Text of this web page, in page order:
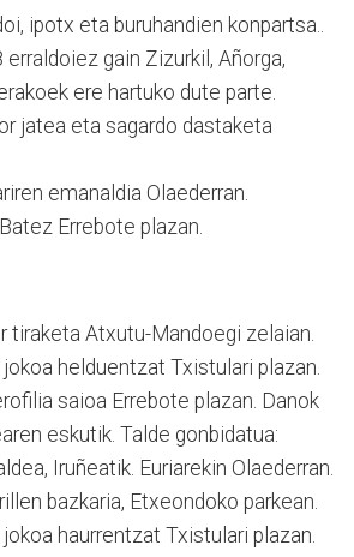
ipotx eta buruhandien konpartsa..
gain Zizurkil, Añorga,
ere hartuko dute parte.
jatea eta sagardo dastaketa
emanaldia Olaederran.
Errebote plazan.
Atxutu-Mandoegi zelaian.
helduentzat Txistulari plazan.
saioa Errebote plazan. Danok
eskutik. Talde gonbidatua:
Iruñeatik. Euriarekin Olaederran.
bazkaria, Etxeondoko parkean.
haurrentzat Txistulari plazan.